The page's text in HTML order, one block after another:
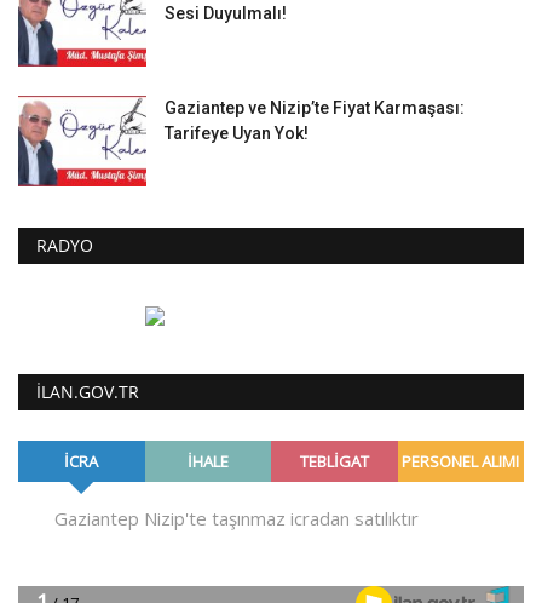
Sesi Duyulmalı!
Gaziantep ve Nizip’te Fiyat Karmaşası:
Tarifeye Uyan Yok!
RADYO
ILAN.GOV.TR